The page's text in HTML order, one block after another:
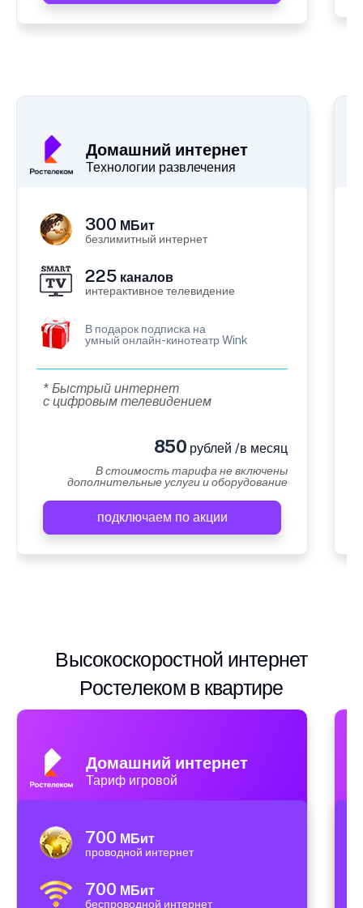
Домашний интернет
Технологии развлечения
300 МБит
безлимитный интернет
225 каналов
интерактивное телевидение
В подарок подписка на
умный онлайн-кинотеатр Wink
* Быстрый интернет
с цифровым телевидением
850 рублей /в месяц
В стоимость тарифа не включены
дополнительные услуги и оборудование
подключаем по акции
Высокоскоростной интернет
Ростелеком в квартире
Домашний интернет
Тариф игровой
700 МБит
проводной интернет
700 МБит
беспроводной интернет